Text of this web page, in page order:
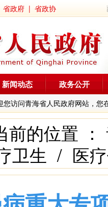
省政府 | 省政协
您访问青海省人民政府网站，您
新闻动态 政务公开
的位置 ：
卫生 / 医